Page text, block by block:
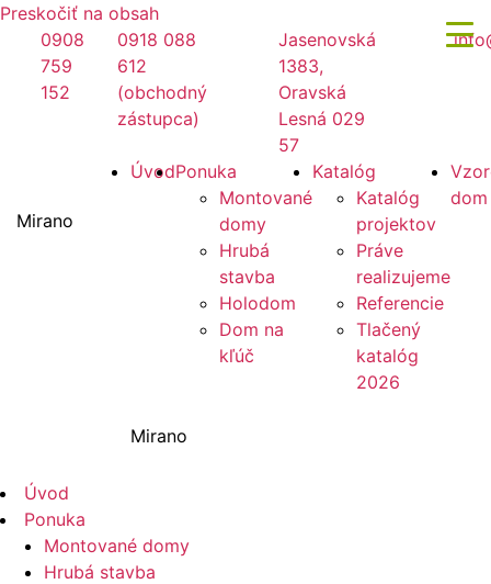
Preskočiť na obsah
0908
759
152
0918 088
612
(obchodný
zástupca)
Jasenovská
1383,
Oravská
Lesná 029
57
Mirano
ÚvodPonuka
Montované
domy
Hrubá
stavba
Holodom
Dom na
kľúč
Katalóg
Katalóg
projektov
Práve
realizujeme
Referencie
Tlačený
katalóg
2026
dom
Mirano
Úvod
Ponuka
Montované domy
Hrubá stavba